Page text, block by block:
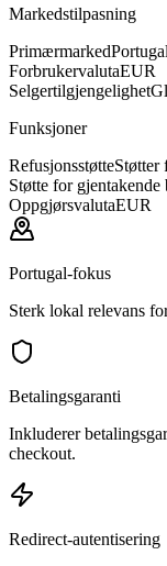
Markedstilpasning
PrimærmarkedPortugal
ForbrukervalutaEUR
Selgertilgjengelighet
Funksjoner
RefusjonsstøtteStøtter
Støtte for gjentakende
OppgjørsvalutaEUR
Portugal-fokus
Sterk lokal relevans
Betalingsgaranti
Inkluderer
checkout.
Redirect-autentisering